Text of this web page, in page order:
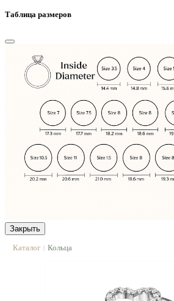
Таблица размеров
Закрыть
Каталог | Кольца